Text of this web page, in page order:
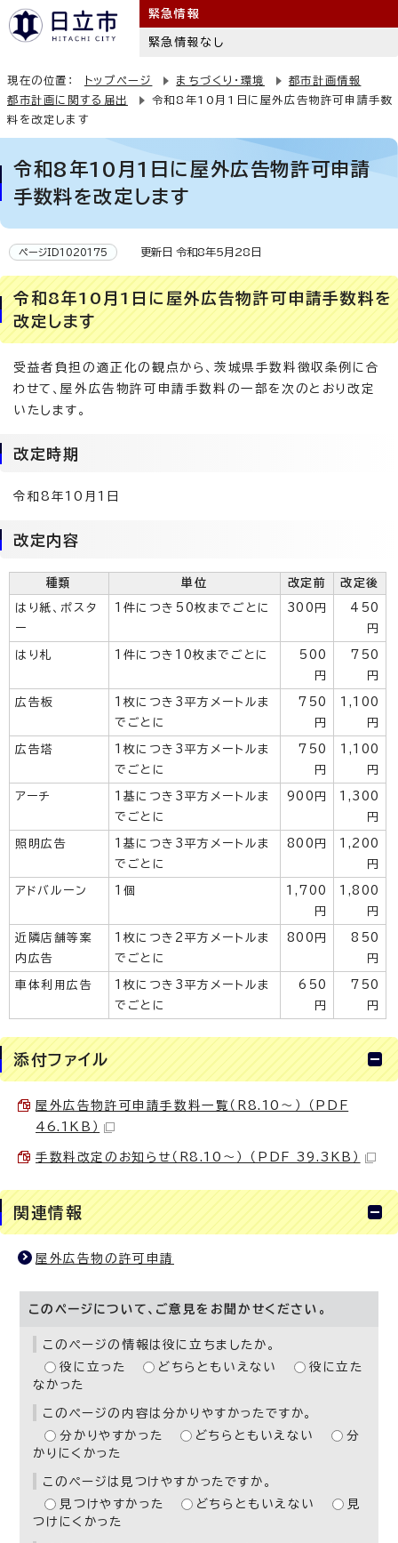
緊急情報
緊急情報なし
現在の位置： トップページ まちづくり・環境
都市計画情報
都市計画に関する届出
令和8年10月1日に屋外広告物許可申請手数
料を改定します
令和8年10月1日に屋外広告物許可申請
手数料を改定します
ページID1020175 更新日 令和8年5月28日
令和8年10月1日に屋外広告物許可申請手数料を
改定します
受益者負担の適正化の観点から、茨城県手数料徴収条例に合
わせて、屋外広告物許可申請手数料の一部を次のとおり改定
いたします。
改定時期
令和8年10月1日
改定内容
種類 単位 改定前 改定後
はり紙、ポスタ
ー
1件につき50枚までごとに 300円
450
円
はり札 1件につき10枚までごとに
500
円
750
円
広告板
1枚につき3平方メートルま
でごとに
750
円
1,100
円
広告塔
1枚につき3平方メートルま
でごとに
750
円
1,100
円
アーチ
1基につき3平方メートルま
でごとに
900円
1,300
円
照明広告
1基につき3平方メートルま
でごとに
800円
1,200
円
アドバルーン 1個
1,700
円
1,800
円
近隣店舗等案
内広告
1枚につき2平方メートルま
でごとに
800円
850
円
車体利用広告
1枚につき3平方メートルま
でごとに
650
円
750
円
添付ファイル
屋外広告物許可申請手数料一覧（R8.10～） （PDF
46.1KB）
手数料改定のお知らせ（R8.10～） （PDF 39.3KB）
関連情報
屋外広告物の許可申請
このページについて、ご意見をお聞かせください。
このページの情報は役に立ちましたか。
役に立った
どちらともいえない
役に立た
なかった
このページの内容は分かりやすかったですか。
分かりやすかった
どちらともいえない
分
かりにくかった
このページは見つけやすかったですか。
見つけやすかった
どちらともいえない
見
つけにくかった